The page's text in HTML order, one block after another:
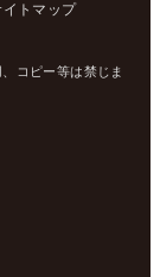
イトマップ
コピー等は禁じま